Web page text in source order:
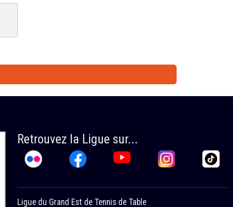
Retrouvez la Ligue sur...
Ligue du Grand Est de Tennis de Table